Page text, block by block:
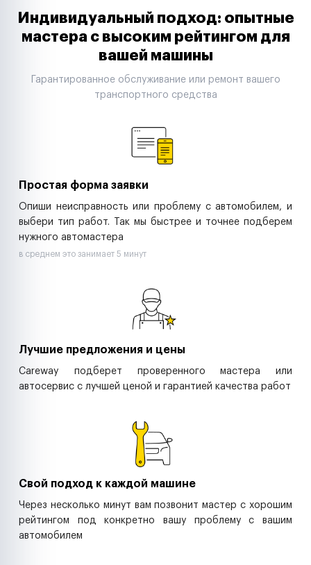
Таксопарки
Автодилеры
Строительные компании
Аренда спецтехники
Индивидуальный подход: опытные
мастера с высоким рейтингом для
вашей машины
Гарантированное обслуживание или ремонт вашего
транспортного средства
Простая форма заявки
Опиши неисправность или проблему с автомобилем, и
выбери тип работ. Так мы быстрее и точнее подберем
нужного автомастера
в среднем это занимает 5 минут
Лучшие предложения и цены
Careway подберет проверенного мастера или
автосервис с лучшей ценой и гарантией качества работ
Свой подход к каждой машине
Через несколько минут вам позвонит мастер с хорошим
рейтингом под конкретно вашу проблему с вашим
автомобилем